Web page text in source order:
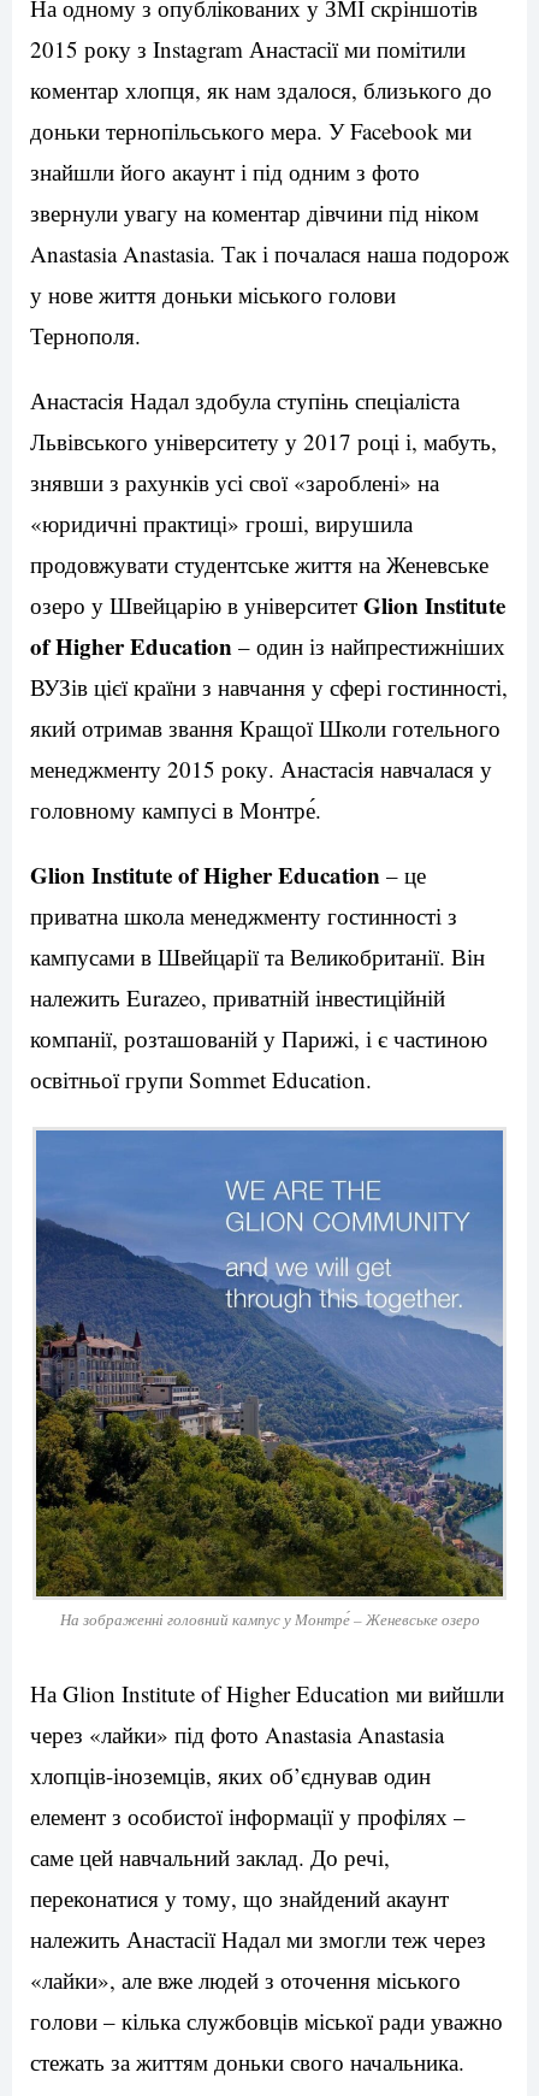
На одному з опублікованих у ЗМІ скріншотів
2015 року з Instagram Анастасії ми помітили
коментар хлопця, як нам здалося, близького до
доньки тернопільського мера. У Facebook ми
знайшли його акаунт і під одним з фото
звернули увагу на коментар дівчини під ніком
Anastasia Anastasia. Так і почалася наша подорож
у нове життя доньки міського голови
Тернополя.
Анастасія Надал здобула ступінь спеціаліста
Львівського університету у 2017 році і, мабуть,
знявши з рахунків усі свої «зароблені» на
«юридичні практиці» гроші, вирушила
продовжувати студентське життя на Женевське
озеро у Швейцарію в університет Glion Institute
of Higher Education – один із найпрестижніших
ВУЗів цієї країни з навчання у сфері гостинності,
який отримав звання Кращої Школи готельного
менеджменту 2015 року. Анастасія навчалася у
головному кампусі в Монтре́.
Glion Institute of Higher Education – це
приватна школа менеджменту гостинності з
кампусами в Швейцарії та Великобританії. Він
належить Eurazeo, приватній інвестиційній
компанії, розташованій у Парижі, і є частиною
освітньої групи Sommet Education.
На зображенні головний кампус у Монтре́ – Женевське озеро
На Glion Institute of Higher Education ми вийшли
через «лайки» під фото Anastasia Anastasia
хлопців-іноземців, яких об’єднував один
елемент з особистої інформації у профілях –
саме цей навчальний заклад. До речі,
переконатися у тому, що знайдений акаунт
належить Анастасії Надал ми змогли теж через
«лайки», але вже людей з оточення міського
голови – кілька службовців міської ради уважно
стежать за життям доньки свого начальника.